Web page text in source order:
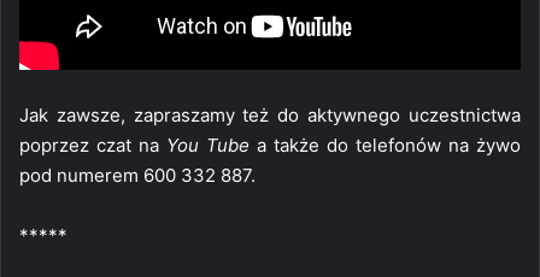
Jak zawsze, zapraszamy też do aktywnego uczestnictwa
poprzez czat na You Tube a także do telefonów na żywo
pod numerem 600 332 887.
*****